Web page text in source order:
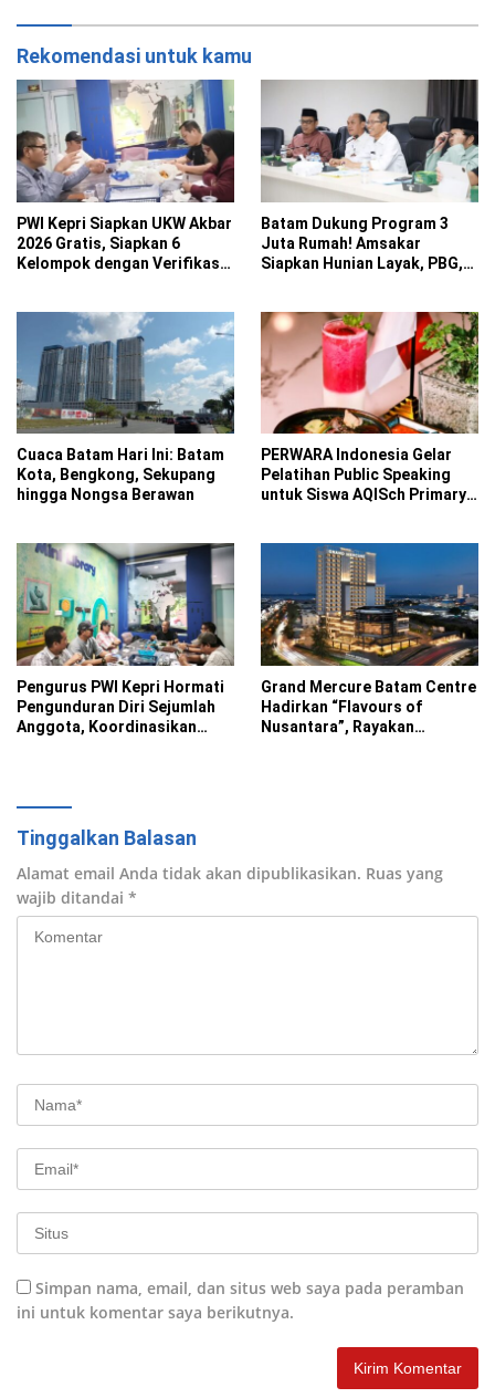
Rekomendasi untuk kamu
PWI Kepri Siapkan UKW Akbar
2026 Gratis, Siapkan 6
Kelompok dengan Verifikasi
Batam Dukung Program 3
Juta Rumah! Amsakar
Siapkan Hunian Layak, PBG,
Cuaca Batam Hari Ini: Batam
Kota, Bengkong, Sekupang
hingga Nongsa Berawan
PERWARA Indonesia Gelar
Pelatihan Public Speaking
untuk Siswa AQISch Primary
Pengurus PWI Kepri Hormati
Pengunduran Diri Sejumlah
Anggota, Koordinasikan
Grand Mercure Batam Centre
Hadirkan “Flavours of
Nusantara”, Rayakan
Tinggalkan Balasan
Alamat email Anda tidak akan dipublikasikan. Ruas yang
wajib ditandai *
Simpan nama, email, dan situs web saya pada peramban
ini untuk komentar saya berikutnya.